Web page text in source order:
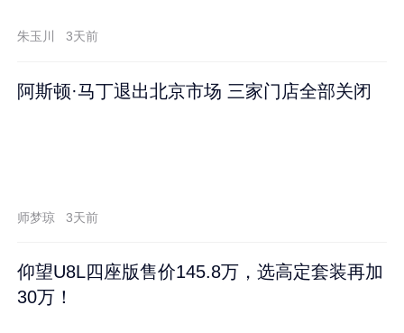
朱玉川 3天前
阿斯顿·马丁退出北京市场 三家门店全部关闭
师梦琼 3天前
仰望U8L四座版售价145.8万，选高定套装再加
30万！